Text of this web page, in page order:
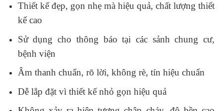
Thiết kế đẹp, gọn nhẹ mà hiệu quả, chất lượng thiết
kế cao
Sử dụng cho thông báo tại các sảnh chung cư,
bệnh viện
Âm thanh chuẩn, rõ lời, không rè, tín hiệu chuẩn
Dễ lắp đặt vì thiết kế nhỏ gọn hiệu quả